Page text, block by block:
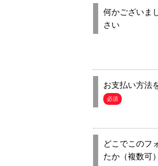
何かございま
さい
お支払い方法
必須
どこでこのフ
たか（複数可